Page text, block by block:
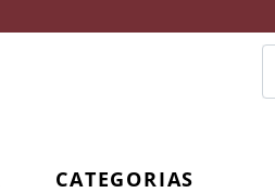
CATEGORIAS